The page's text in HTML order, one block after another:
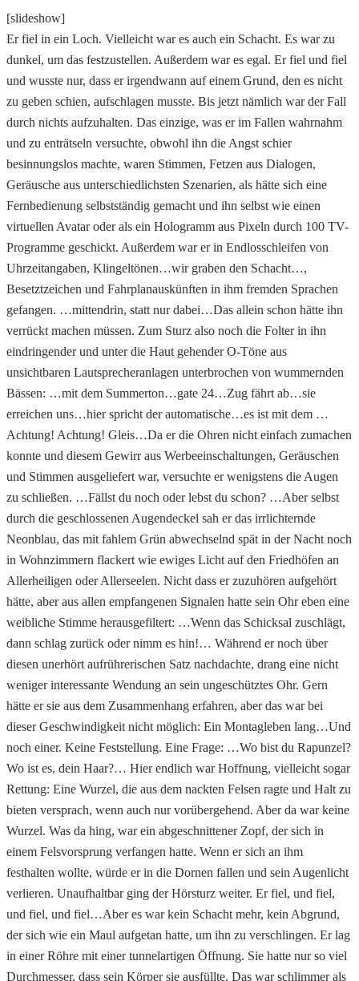
[slideshow]
Er fiel in ein Loch. Vielleicht war es auch ein Schacht. Es war zu
dunkel, um das festzustellen. Außerdem war es egal. Er fiel und fiel
und wusste nur, dass er irgendwann auf einem Grund, den es nicht
zu geben schien, aufschlagen musste. Bis jetzt nämlich war der Fall
durch nichts aufzuhalten. Das einzige, was er im Fallen wahrnahm
und zu enträtseln versuchte, obwohl ihn die Angst schier
besinnungslos machte, waren Stimmen, Fetzen aus Dialogen,
Geräusche aus unterschiedlichsten Szenarien, als hätte sich eine
Fernbedienung selbstständig gemacht und ihn selbst wie einen
virtuellen Avatar oder als ein Hologramm aus Pixeln durch 100 TV-
Programme geschickt. Außerdem war er in Endlosschleifen von
Uhrzeitangaben, Klingeltönen…wir graben den Schacht…,
Besetztzeichen und Fahrplanauskünften in ihm fremden Sprachen
gefangen. …mittendrin, statt nur dabei…Das allein schon hätte ihn
verrückt machen müssen. Zum Sturz also noch die Folter in ihn
eindringender und unter die Haut gehender O-Töne aus
unsichtbaren Lautsprecheranlagen unterbrochen von wummernden
Bässen: …mit dem Summerton…gate 24…Zug fährt ab…sie
erreichen uns…hier spricht der automatische…es ist mit dem …
Achtung! Achtung! Gleis…Da er die Ohren nicht einfach zumachen
konnte und diesem Gewirr aus Werbeeinschaltungen, Geräuschen
und Stimmen ausgeliefert war, versuchte er wenigstens die Augen
zu schließen. …Fällst du noch oder lebst du schon? …Aber selbst
durch die geschlossenen Augendeckel sah er das irrlichternde
Neonblau, das mit fahlem Grün abwechselnd spät in der Nacht noch
in Wohnzimmern flackert wie ewiges Licht auf den Friedhöfen an
Allerheiligen oder Allerseelen. Nicht dass er zuzuhören aufgehört
hätte, aber aus allen empfangenen Signalen hatte sein Ohr eben eine
weibliche Stimme herausgefiltert: …Wenn das Schicksal zuschlägt,
dann schlag zurück oder nimm es hin!… Während er noch über
diesen unerhört aufrührerischen Satz nachdachte, drang eine nicht
weniger interessante Wendung an sein ungeschütztes Ohr. Gern
hätte er sie aus dem Zusammenhang erfahren, aber das war bei
dieser Geschwindigkeit nicht möglich: Ein Montagleben lang…Und
noch einer. Keine Feststellung. Eine Frage: …Wo bist du Rapunzel?
Wo ist es, dein Haar?… Hier endlich war Hoffnung, vielleicht sogar
Rettung: Eine Wurzel, die aus dem nackten Felsen ragte und Halt zu
bieten versprach, wenn auch nur vorübergehend. Aber da war keine
Wurzel. Was da hing, war ein abgeschnittener Zopf, der sich in
einem Felsvorsprung verfangen hatte. Wenn er sich an ihm
festhalten wollte, würde er in die Dornen fallen und sein Augenlicht
verlieren. Unaufhaltbar ging der Hörsturz weiter. Er fiel, und fiel,
und fiel, und fiel…Aber es war kein Schacht mehr, kein Abgrund,
der sich wie ein Maul aufgetan hatte, um ihn zu verschlingen. Er lag
in einer Röhre mit einer tunnelartigen Öffnung. Sie hatte nur so viel
Durchmesser, dass sein Körper sie ausfüllte. Das war schlimmer als